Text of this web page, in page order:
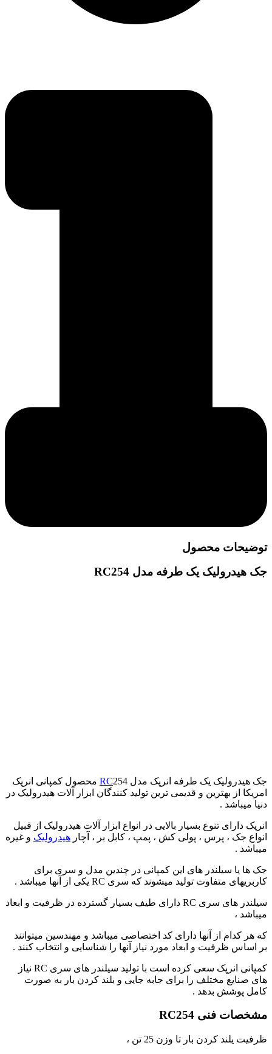
توضیحات محصول
جک هیدرولیک یک طرفه مدل RC254
جک هیدرولیک یک طرفه انرپک مدل RC 254 محصول کمپانی انرپک
امریکا از بهترین و قدیمی ترین تولید کنندگان ابزار آلات هیدرولیک در
دنیا میباشد .
انرپک دارای تنوع بسیار بالایی در انواع ابزار آلات هیدرولیک از قبیل
انواع جک ، پرس ، پولی کش ، پمپ ، کابل بر ، آچار هیدرولیک و غیره
میباشد .
جک ها یا سیلندر های این کمپانی در چندین مدل و سری برای
کاربریهای متفاوت تولید میشوند که سری RC یکی از آنها میباشد .
سیلندر های سری RC دارای طیف بسیار گسترده در ظرفیت و ابعاد
میباشد ،
که هر کدام از آنها دارای کد اختصاصی میباشد و مهندسین میتوانند
بر اساس ظرفیت و ابعاد مورد نیاز آنها را شناسایی و انتخاب کنند .
کمپانی انرپک سعی کرده است با تولید سیلندر های سری RC نیاز
های صنایع مختلف را برای جابه جایی و بلند کردن بار به صورت
کامل پوشش بدهد .
مشخصات فنی RC254
ظرفیت یلند کردن بار تا وزن 25 تن ،